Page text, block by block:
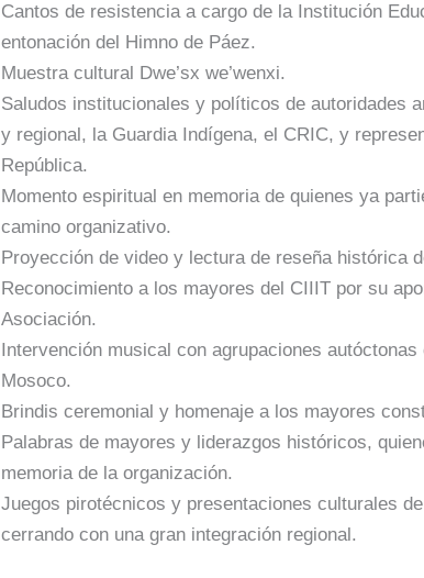
Cantos de resistencia a cargo de la Institución
entonación del Himno de Páez.
Muestra cultural Dwe’sx we’wenxi.
Saludos institucionales y políticos de autoridades
y regional, la Guardia Indígena, el CRIC, y
República.
Momento espiritual en memoria de quienes ya
camino organizativo.
Proyección de video y lectura de reseña histórica
Reconocimiento a los mayores del CIIIT por su
Asociación.
Intervención musical con agrupaciones
Mosoco.
Brindis ceremonial y homenaje a los mayores
Palabras de mayores y liderazgos históricos,
memoria de la organización.
Juegos pirotécnicos y presentaciones culturales
cerrando con una gran integración regional.